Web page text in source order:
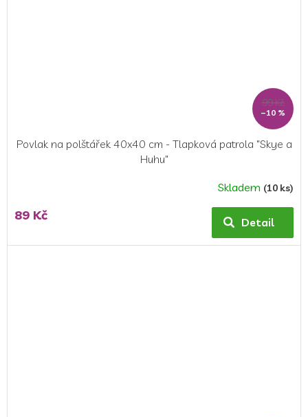
99 Kč
–10 %
Povlak na polštářek 40x40 cm - Tlapková patrola "Skye a
Huhu"
Skladem (10 ks)
89 Kč Detail